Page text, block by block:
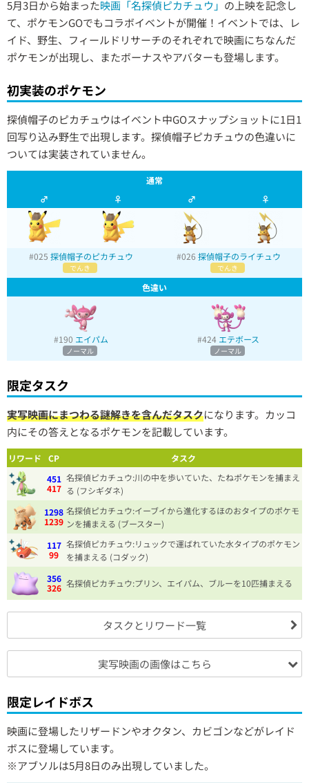
5月3日から始まった映画「名探偵ピカチュウ」 の上映を記念し
て、ポケモンGOでもコラボイベントが開催！イベントでは、レ
イド、野生、フィールドリサーチのそれぞれで映画にちなんだ
ポケモンが出現し、またボーナスやアバターも登場します。
初実装のポケモン
探偵帽子のピカチュウはイベント中GOスナップショットに1日1
回写り込み野生で出現します。探偵帽子ピカチュウの色違いに
ついては実装されていません。
通常
♂
♀ ♂ ♀
#025 探偵帽子のピカチュウ
でんき
#026 探偵帽子のライチュウ
でんき
色違い
#190 エイパム
ノーマル
#424 エテボース
ノーマル
限定タスク
実写映画にまつわる謎解きを含んだタスクになります。カッコ
内にその答えとなるポケモンを記載しています。
リワード CP
タスク
451
417
名探偵ピカチュウ:川の中を歩いていた、たねポケモンを捕まえ
る (フシギダネ)
1298
1239
名探偵ピカチュウ:イーブイから進化するほのおタイプのポケモ
ンを捕まえる (ブースター)
117
99
名探偵ピカチュウ:リュックで運ばれていた水タイプのポケモン
を捕まえる (コダック)
356
326 名探偵ピカチュウ:プリン、エイパム、ブルーを10匹捕まえる
タスクとリワード一覧
実写映画の画像はこちら
限定レイドボス
映画に登場したリザードンやオクタン、カビゴンなどがレイド
ボスに登場しています。
※アブソルは5月8日のみ出現していました。